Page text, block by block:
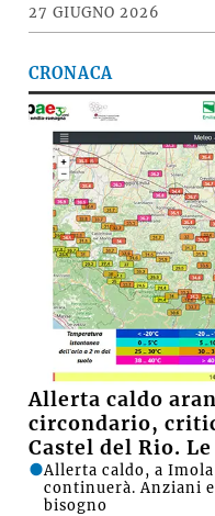
27 GIUGNO 2026
CRONACA
Allerta caldo
circondario,
Castel del Rio.
Allerta caldo, a
continuerà. Anziani
bisogno